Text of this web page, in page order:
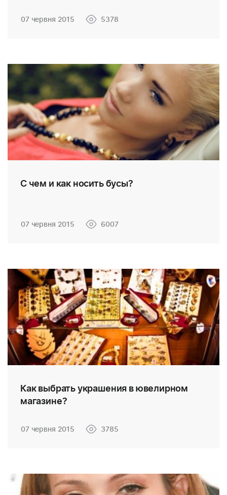
07 червня 2015 5378
С чем и как носить бусы?
07 червня 2015 6007
Как выбрать украшения в ювелирном
магазине?
07 червня 2015 3785